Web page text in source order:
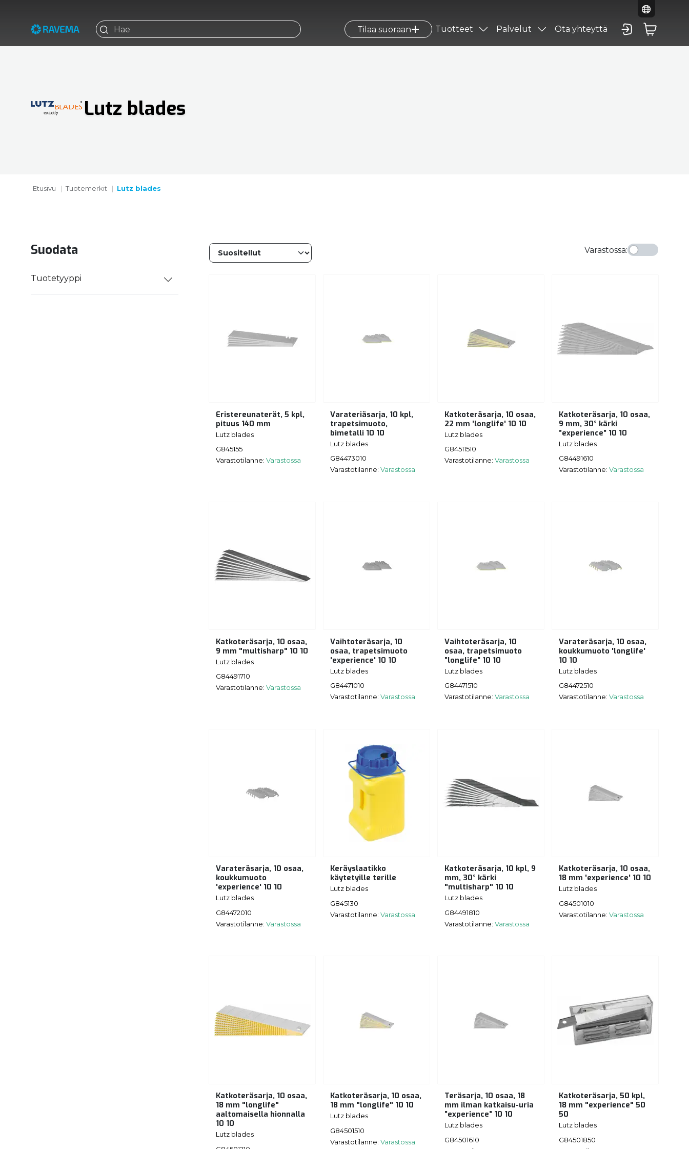
Tilaa suoraan Tuotteet Palvelut Ota yhteyttä
Etusivu Tuotemerkit Lutz blades
Lutz blades
Suodata
Tuotetyyppi
Varastossa:
Eristereunaterät, 5 kpl,
pituus 140 mm
Lutz blades
G845155
Varastotilanne: Varastossa
Varateriäsarja, 10 kpl,
trapetsimuoto,
bimetalli 10 10
Lutz blades
G84473010
Varastotilanne: Varastossa
Katkoteräsarja, 10 osaa,
22 mm 'longlife' 10 10
Lutz blades
G84511510
Varastotilanne: Varastossa
Katkoteräsarja, 10 osaa,
9 mm, 30° kärki
”experience” 10 10
Lutz blades
G84491610
Varastotilanne: Varastossa
Katkoteräsarja, 10 osaa,
9 mm "multisharp" 10 10
Lutz blades
G84491710
Varastotilanne: Varastossa
Vaihtoteräsarja, 10
osaa, trapetsimuoto
'experience' 10 10
Lutz blades
G84471010
Varastotilanne: Varastossa
Vaihtoteräsarja, 10
osaa, trapetsimuoto
”longlife” 10 10
Lutz blades
G84471510
Varastotilanne: Varastossa
Varateräsarja, 10 osaa,
koukkumuoto 'longlife'
10 10
Lutz blades
G84472510
Varastotilanne: Varastossa
Varateräsarja, 10 osaa,
koukkumuoto
'experience' 10 10
Lutz blades
G84472010
Varastotilanne: Varastossa
Keräyslaatikko
käytetyille terille
Lutz blades
G845130
Varastotilanne: Varastossa
Katkoteräsarja, 10 kpl, 9
mm, 30° kärki
"multisharp" 10 10
Lutz blades
G84491810
Varastotilanne: Varastossa
Katkoteräsarja, 10 osaa,
18 mm 'experience' 10 10
Lutz blades
G84501010
Varastotilanne: Varastossa
Katkoteräsarja, 10 osaa,
18 mm "longlife"
aaltomaisella hionnalla
10 10
Lutz blades
Katkoteräsarja, 10 osaa,
18 mm "longlife" 10 10
Lutz blades
G84501510
Varastotilanne: Varastossa
Teräsarja, 10 osaa, 18
mm ilman katkaisu-uria
”experience” 10 10
Lutz blades
G84501610
Katkoteräsarja, 50 kpl,
18 mm "experience" 50
50
Lutz blades
G84501850